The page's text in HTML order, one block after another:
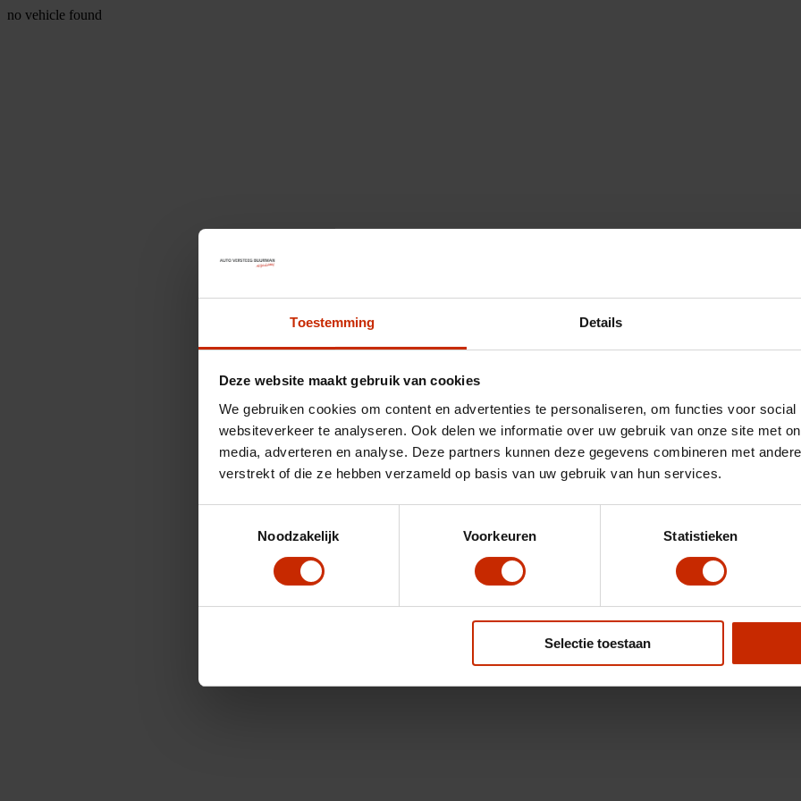
Toestemming Details
Deze website maakt gebruik van cookies
We gebruiken cookies om content en advertenties te personaliseren, om functies voor
websiteverkeer te analyseren. Ook delen we informatie over uw gebruik van onze site met
media, adverteren en analyse. Deze partners kunnen deze gegevens combineren met
verstrekt of die ze hebben verzameld op basis van uw gebruik van hun services.
Noodzakelijk
Voorkeuren Statistieken
Selectie toestaan
no vehicle found